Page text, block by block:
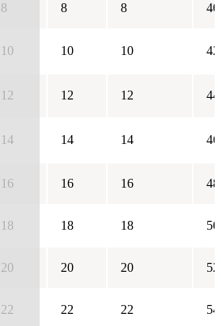
8 8 8 40
10 10 10 42
12 12 12 44
14 14 14 46
16 16 16 48
18 18 18 50
20 20 20 52
22 22 22 54